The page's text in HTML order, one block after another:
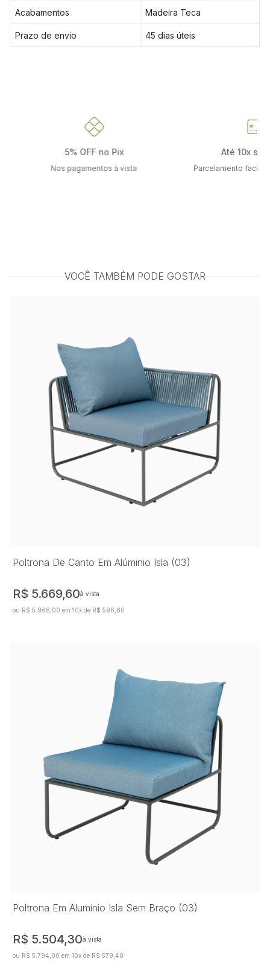
Acabamentos Madeira Teca
Prazo de envio 45 dias úteis
5% OFF no Pix
Nos pagamentos à vista
Até 10x
Parcelamento
VOCÊ TAMBÉM PODE GOSTAR
Poltrona De Canto Em Alúminio Isla (03)
R$ 5.669,60à vista
ou R$ 5.968,00 em 10x de R$ 596,80
Poltrona Em Alumínio Isla Sem Braço (03)
R$ 5.504,30à vista
ou R$ 5.794,00 em 10x de R$ 579,40